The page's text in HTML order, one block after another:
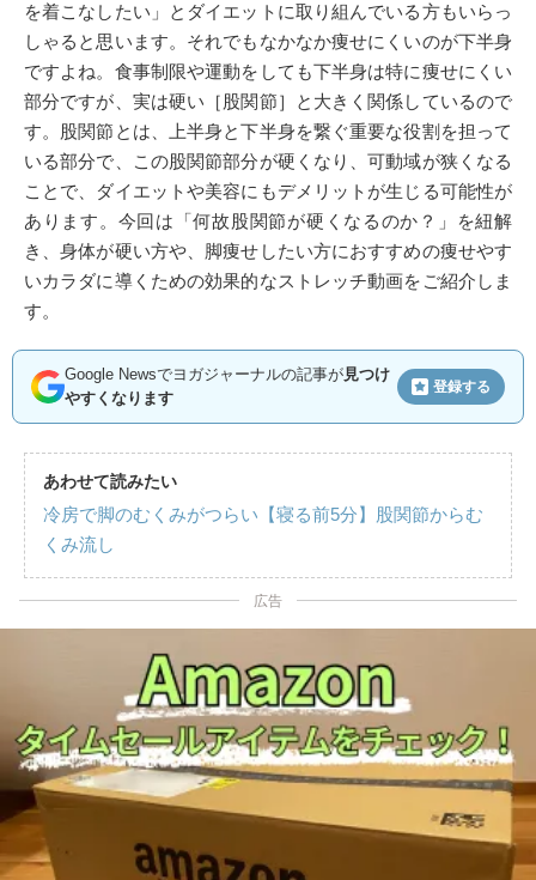
を着こなしたい」とダイエットに取り組んでいる方もいらっ
しゃると思います。それでもなかなか痩せにくいのが下半身
ですよね。食事制限や運動をしても下半身は特に痩せにくい
部分ですが、実は硬い［股関節］と大きく関係しているので
す。股関節とは、上半身と下半身を繋ぐ重要な役割を担って
いる部分で、この股関節部分が硬くなり、可動域が狭くなる
ことで、ダイエットや美容にもデメリットが生じる可能性が
あります。今回は「何故股関節が硬くなるのか？」を紐解
き、身体が硬い方や、脚痩せしたい方におすすめの痩せやす
いカラダに導くための効果的なストレッチ動画をご紹介しま
す。
Google Newsでヨガジャーナルの記事が見つけ
やすくなります
登録する
あわせて読みたい
冷房で脚のむくみがつらい【寝る前5分】股関節からむ
くみ流し
広告